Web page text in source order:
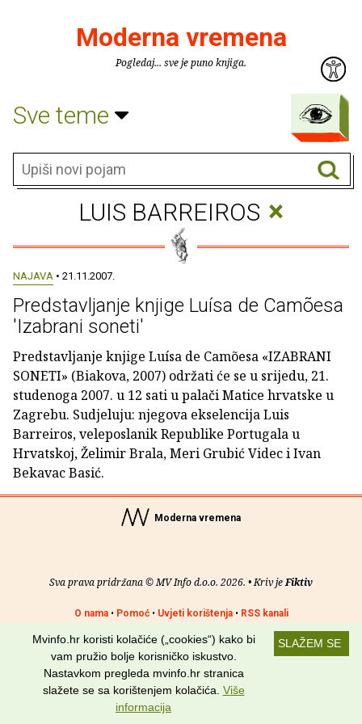
Moderna vremena
Pogledaj... sve je puno knjiga.
Sve teme
LUIS BARREIROS ×
NAJAVA • 21.11.2007.
Predstavljanje knjige Luísa de Camõesa
'Izabrani soneti'
Predstavljanje knjige Luísa de Camõesa «IZABRANI
SONETI» (Biakova, 2007) održati će se u srijedu, 21.
studenoga 2007. u 12 sati u palači Matice hrvatske u
Zagrebu. Sudjeluju: njegova ekselencija Luis
Barreiros, veleposlanik Republike Portugala u
Hrvatskoj, Želimir Brala, Meri Grubić Videc i Ivan
Bekavac Basić.
Moderna vremena
Sva prava pridržana © MV Info d.o.o. 2026. • Kriv jeFiktiv
O nama• Pomoć• Uvjeti korištenja• RSS kanali
Potraži nas na: SLAŽEM SE
Mvinfo.hr koristi kolačiće („cookies“) kako bi
vam pružio bolje korisničko iskustvo.
Nastavkom pregleda mvinfo.hr stranica
slažete se sa korištenjem kolačića. Više
informacija